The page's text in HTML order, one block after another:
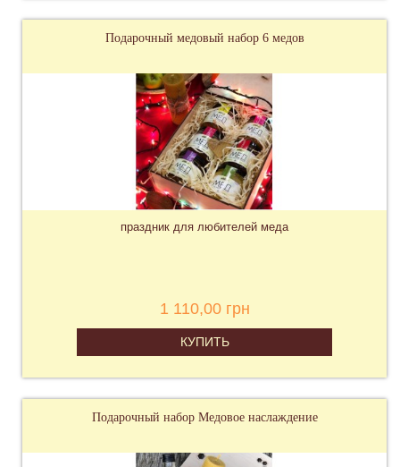
Подарочный медовый набор 6 медов
праздник для любителей меда
1 110,00 грн
КУПИТЬ
Подарочный набор Медовое наслаждение